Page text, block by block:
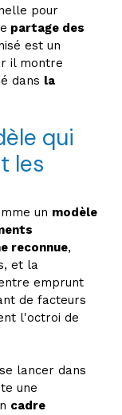
pour
partage des
est un
il montre
dans la
qui
les
un modèle
reconnue,
et la
emprunt
de facteurs
l'octroi de
lancer dans
une
cadre